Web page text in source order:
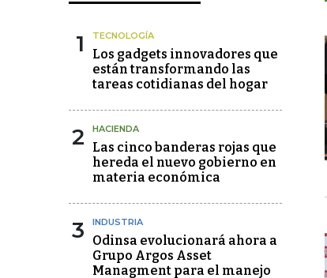
1 TECNOLOGÍA
Los gadgets innovadores que
están transformando las
tareas cotidianas del hogar
2 HACIENDA
Las cinco banderas rojas que
hereda el nuevo gobierno en
materia económica
3 INDUSTRIA
Odinsa evolucionará ahora a
Grupo Argos Asset
Managment para el manejo